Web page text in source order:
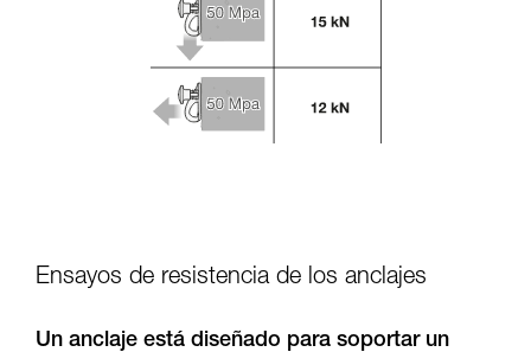
Ensayos de resistencia de los anclajes
Un anclaje está diseñado para soportar un